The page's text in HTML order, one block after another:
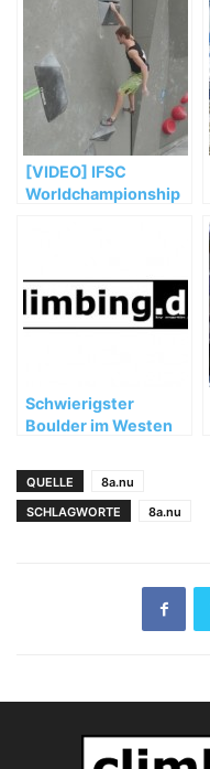
[VIDEO] IFSC
Worldchampionship
Schwierigster
Boulder im Westen
geklettert?
QUELLE
8a.nu
SCHLAGWORTE
8a.nu